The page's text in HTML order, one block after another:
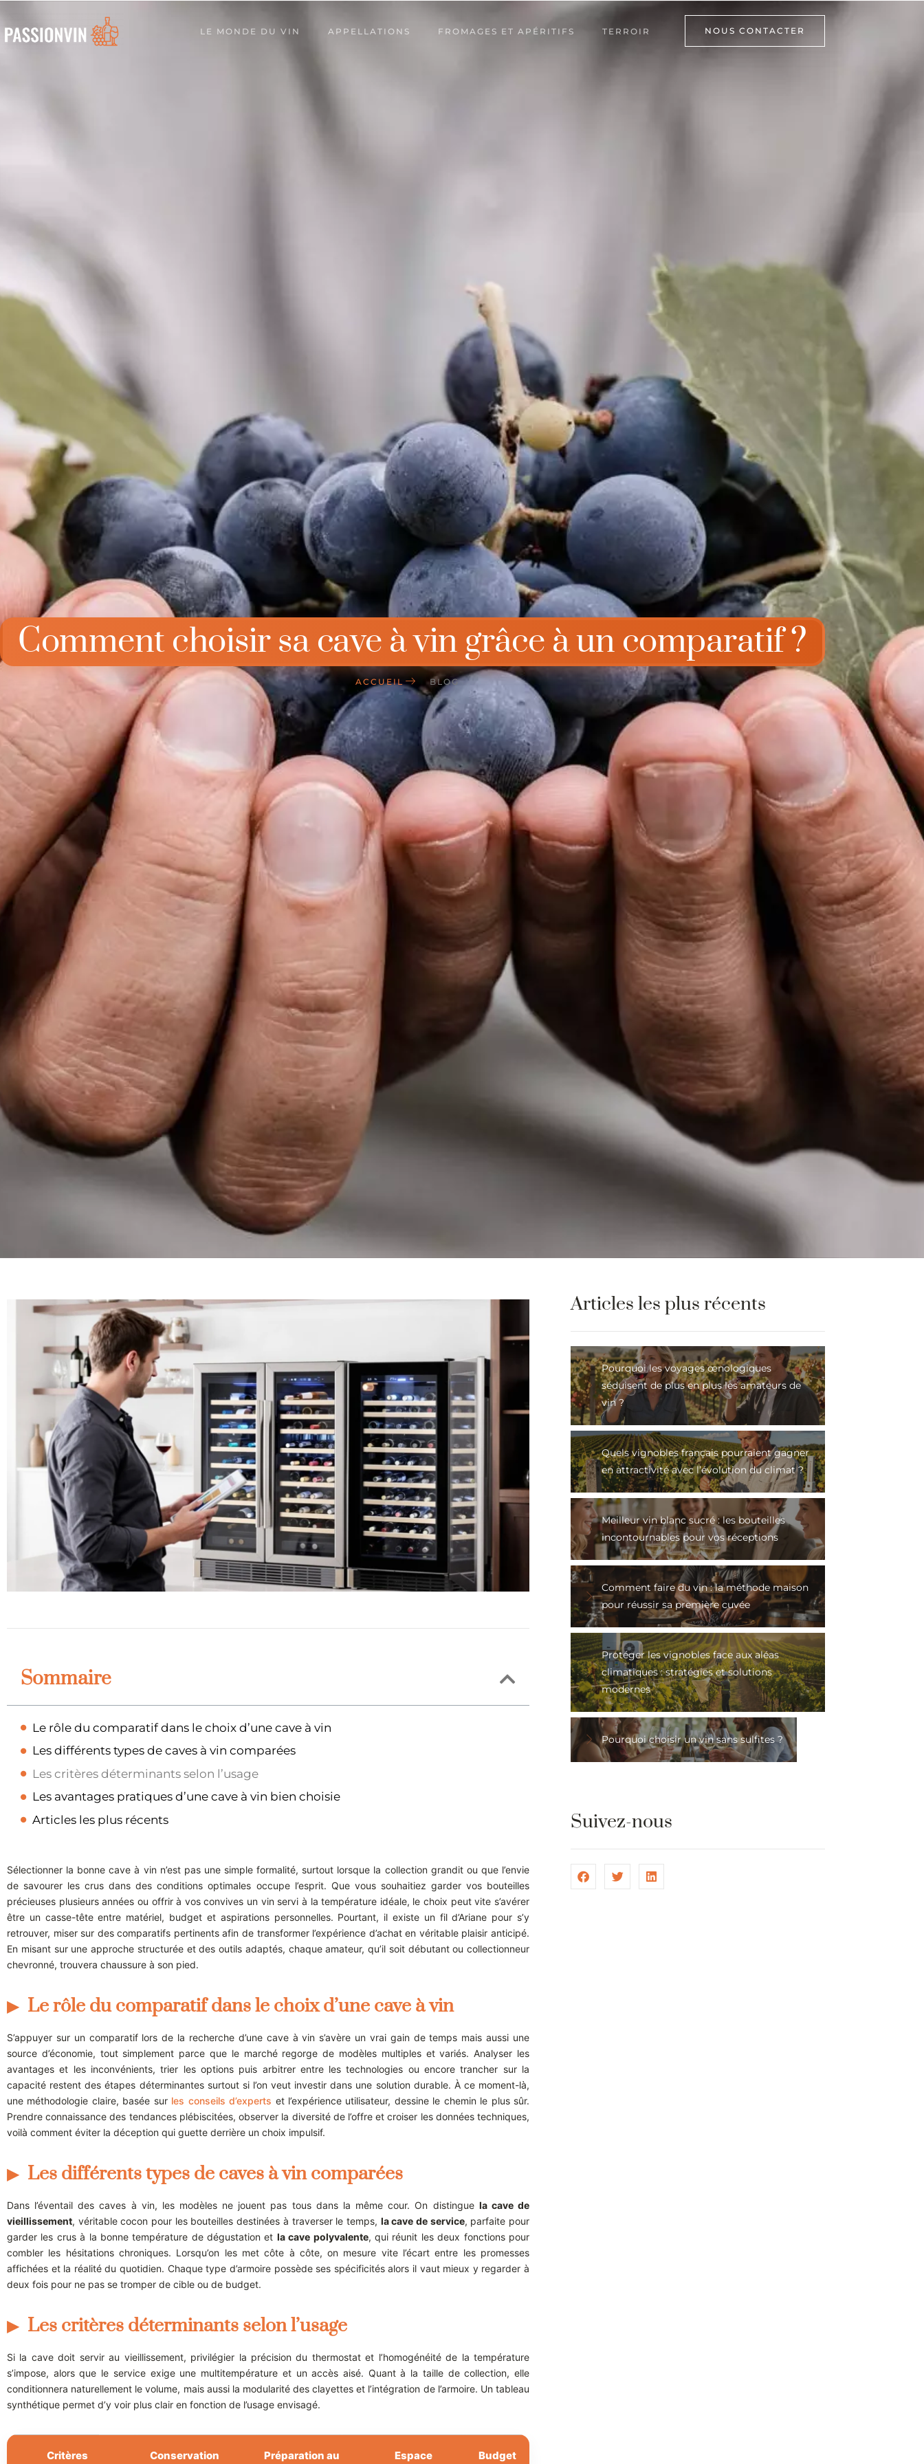
LE MONDE DU VIN APPELLATIONS FROMAGES ET APÉRITIFS TERROIR NOUS CONTACTER
Comment choisir sa cave à vin grâce à un comparatif ?
ACCUEIL BLOG
Sommaire
Le rôle du comparatif dans le choix d’une cave à vin
Les différents types de caves à vin comparées
Les critères déterminants selon l’usage
Les avantages pratiques d’une cave à vin bien choisie
Articles les plus récents
Sélectionner la bonne cave à vin n’est pas une simple formalité, surtout lorsque la collection grandit ou que l’envie
de savourer les crus dans des conditions optimales occupe l’esprit. Que vous souhaitiez garder vos bouteilles
précieuses plusieurs années ou offrir à vos convives un vin servi à la température idéale, le choix peut vite s’avérer
être un casse-tête entre matériel, budget et aspirations personnelles. Pourtant, il existe un fil d’Ariane pour s’y
retrouver, miser sur des comparatifs pertinents afin de transformer l’expérience d’achat en véritable plaisir anticipé.
En misant sur une approche structurée et des outils adaptés, chaque amateur, qu’il soit débutant ou collectionneur
chevronné, trouvera chaussure à son pied.
Le rôle du comparatif dans le choix d’une cave à vin
S’appuyer sur un comparatif lors de la recherche d’une cave à vin s’avère un vrai gain de temps mais aussi une
source d’économie, tout simplement parce que le marché regorge de modèles multiples et variés. Analyser les
avantages et les inconvénients, trier les options puis arbitrer entre les technologies ou encore trancher sur la
capacité restent des étapes déterminantes surtout si l’on veut investir dans une solution durable. À ce moment-là,
une méthodologie claire, basée sur les conseils d’experts et l’expérience utilisateur, dessine le chemin le plus sûr.
Prendre connaissance des tendances plébiscitées, observer la diversité de l’offre et croiser les données techniques,
voilà comment éviter la déception qui guette derrière un choix impulsif.
Les différents types de caves à vin comparées
Dans l’éventail des caves à vin, les modèles ne jouent pas tous dans la même cour. On distingue la cave de
vieillissement, véritable cocon pour les bouteilles destinées à traverser le temps, la cave de service, parfaite pour
garder les crus à la bonne température de dégustation et la cave polyvalente, qui réunit les deux fonctions pour
combler les hésitations chroniques. Lorsqu’on les met côte à côte, on mesure vite l’écart entre les promesses
affichées et la réalité du quotidien. Chaque type d’armoire possède ses spécificités alors il vaut mieux y regarder à
deux fois pour ne pas se tromper de cible ou de budget.
Les critères déterminants selon l’usage
Si la cave doit servir au vieillissement, privilégier la précision du thermostat et l’homogénéité de la température
s’impose, alors que le service exige une multitempérature et un accès aisé. Quant à la taille de collection, elle
conditionnera naturellement le volume, mais aussi la modularité des clayettes et l’intégration de l’armoire. Un tableau
synthétique permet d’y voir plus clair en fonction de l’usage envisagé.
Critères Conservation Préparation au Espace Budget
Articles les plus récents
Pourquoi les voyages œnologiques
séduisent de plus en plus les amateurs de
vin ?
Quels vignobles français pourraient gagner
en attractivité avec l’évolution du climat ?
Meilleur vin blanc sucré : les bouteilles
incontournables pour vos réceptions
Comment faire du vin : la méthode maison
pour réussir sa première cuvée
Protéger les vignobles face aux aléas
climatiques : stratégies et solutions
modernes
Pourquoi choisir un vin sans sulfites ?
Suivez-nous